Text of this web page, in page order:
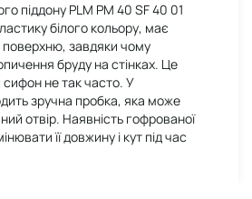
піддону PLM PM 40 SF 40 01
білого кольору, має
поверхню, завдяки чому
бруду на стінках. Це
не так часто. У
зручна пробка, яка може
отвір. Наявність гофрованої
її довжину і кут під час